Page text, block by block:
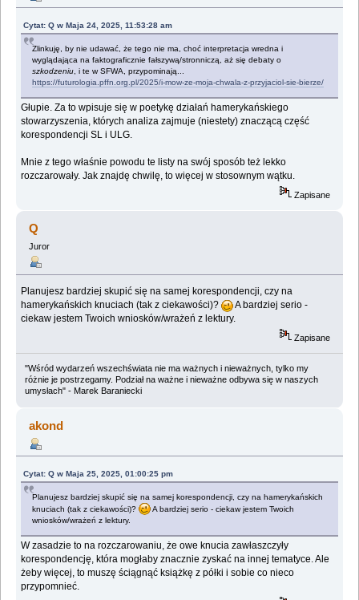
Cytat: Q w Maja 24, 2025, 11:53:28 am
Zlinkuję, by nie udawać, że tego nie ma, choć interpretacja wredna i
wyglądająca na faktograficznie fałszywą/stronniczą, aż się debaty o
szkodzeniu , i te w SFWA, przypominają...
https://futurologia.pffn.org.pl/2025/i-mow-ze-moja-chwala-z-przyjaciol-sie-bierze/
Głupie. Za to wpisuje się w poetykę działań hamerykańskiego
stowarzyszenia, których analiza zajmuje (niestety) znaczącą część
korespondencji SL i ULG.
Mnie z tego właśnie powodu te listy na swój sposób też lekko
rozczarowały. Jak znajdę chwilę, to więcej w stosownym wątku.
Zapisane
Q
Juror
Planujesz bardziej skupić się na samej korespondencji, czy na
hamerykańskich knuciach (tak z ciekawości)?
A bardziej serio -
ciekaw jestem Twoich wniosków/wrażeń z lektury.
Zapisane
"Wśród wydarzeń wszechświata nie ma ważnych i nieważnych, tylko my
różnie je postrzegamy. Podział na ważne i nieważne odbywa się w naszych
umysłach" - Marek Baraniecki
akond
Cytat: Q w Maja 25, 2025, 01:00:25 pm
Planujesz bardziej skupić się na samej korespondencji, czy na hamerykańskich
knuciach (tak z ciekawości)?
A bardziej serio - ciekaw jestem Twoich
wniosków/wrażeń z lektury.
W zasadzie to na rozczarowaniu, że owe knucia zawłaszczyły
korespondencję, która mogłaby znacznie zyskać na innej tematyce. Ale
żeby więcej, to muszę ściągnąć książkę z półki i sobie co nieco
przypomnieć.